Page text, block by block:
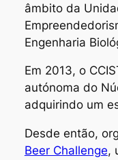
âmbito da
Engenharia
Em 2013, o
autónoma do
adquirindo um
Desde então,
Beer Challenge,